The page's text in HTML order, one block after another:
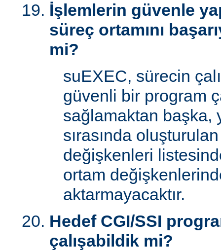
İşlemlerin güvenle
süreç ortamını
mi?
suEXEC, sürecin
güvenli bir program
sağlamaktan başka,
sırasında
değişkenleri
ortam
aktarmayacaktır.
Hedef CGI/SSI
çalışabildik mi?